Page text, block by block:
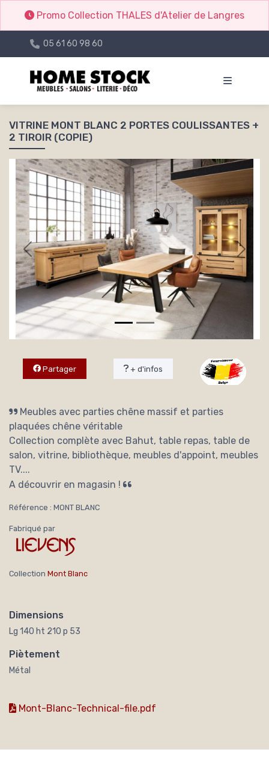
Promo Collection THALES d'Atelier de Langres
05 61 60 98 60
VITRINE MONT BLANC 2 PORTES COULISSANTES +
2 TIROIR (COPIE)
Partager + d'infos
Meubles avec parties chêne massif et parties
plaquées chêne véritable
Collection complète avec Bahut, table repas, table de
salon, vitrine, bibliothèque, meubles d'appoint, meubles
TV....
A découvrir en magasin !
Référence : MONT BLANC
Fabriqué par
Collection Mont Blanc
Dimensions
Lg 140 ht 210 p 53
Piètement
Métal
Mont-Blanc-Technical-file.pdf